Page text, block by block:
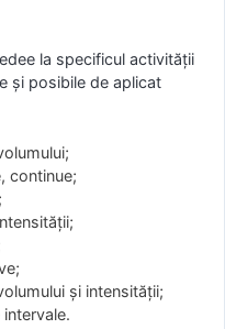
la specificul activităţii
şi posibile de aplicat
continue;
şi intensităţii;